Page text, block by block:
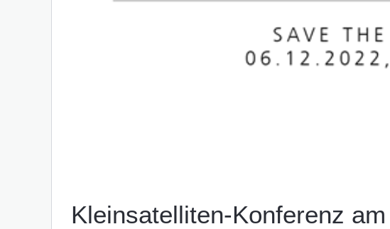
Kleinsatelliten-Konferenz